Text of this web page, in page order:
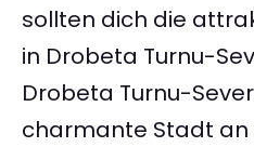
sollten dich die
in Drobeta Turnu-
Drobeta Turnu-
charmante Stadt an